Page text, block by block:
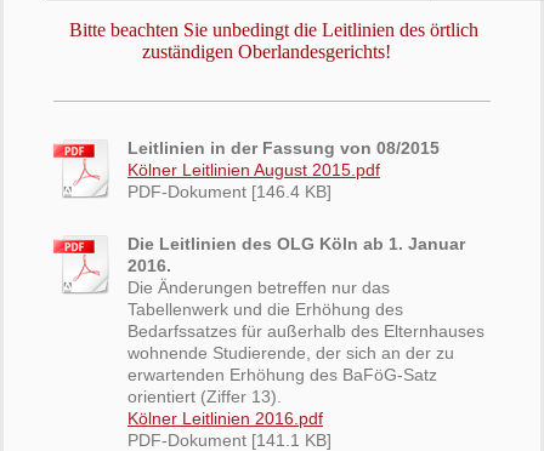
Bitte beachten Sie unbedingt die Leitlinien des örtlich
zuständigen Oberlandesgerichts!
Leitlinien in der Fassung von 08/2015
Kölner Leitlinien August 2015.pdf
PDF-Dokument [146.4 KB]
Die Leitlinien des OLG Köln ab 1. Januar
2016.
Die Änderungen betreffen nur das
Tabellenwerk und die Erhöhung des
Bedarfssatzes für außerhalb des Elternhauses
wohnende Studierende, der sich an der zu
erwartenden Erhöhung des BaFöG-Satz
orientiert (Ziffer 13).
Kölner Leitlinien 2016.pdf
PDF-Dokument [141.1 KB]